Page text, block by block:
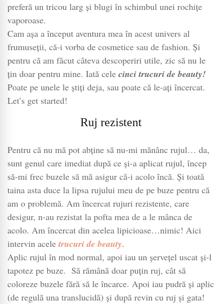
preferă un tricou larg și blugi în schimbul unei rochițe
vaporoase.
Cam așa a început aventura mea în acest univers al
frumuseții, că-i vorba de cosmetice sau de fashion. Și
pentru că am făcut câteva descoperiri utile, zic să nu le
țin doar pentru mine. Iată cele cinci trucuri de beauty!
Poate pe unele le știți deja, sau poate că le-ați încercat.
Let’s get started!
Ruj rezistent
Pentru că nu mă pot abține să nu-mi mănânc rujul… da,
sunt genul care imediat după ce și-a aplicat rujul, încep
să-mi frec buzele să mă asigur că-i acolo încă. Și toată
taina asta duce la lipsa rujului meu de pe buze pentru că
am o problemă. Am încercat rujuri rezistente, care
desigur, n-au rezistat la pofta mea de a le mânca de
acolo. Am încercat din acelea lipicioase…nimic! Aici
intervin acele trucuri de beauty.
Aplic rujul în mod normal, apoi iau un șervețel uscat și-l
tapotez pe buze. Să rămână doar puțin ruj, cât să
coloreze buzele fără să le încarce. Apoi iau pudră și aplic
(de regulă una translucidă) și după revin cu ruj și gata!